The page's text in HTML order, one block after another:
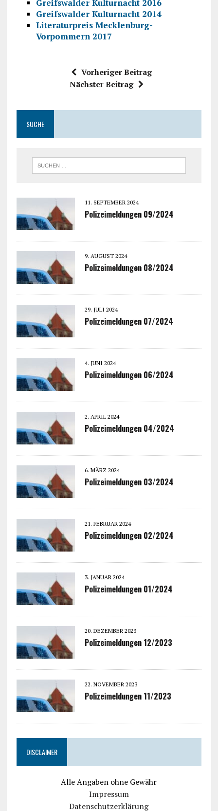
Greifswalder Kulturnacht 2016
Greifswalder Kulturnacht 2014
Literaturpreis Mecklenburg-
Vorpommern 2017
Vorheriger Beitrag
Nächster Beitrag
SUCHE
11. SEPTEMBER 2024
Polizeimeldungen 09/2024
9. AUGUST 2024
Polizeimeldungen 08/2024
29. JULI 2024
Polizeimeldungen 07/2024
4. JUNI 2024
Polizeimeldungen 06/2024
2. APRIL 2024
Polizeimeldungen 04/2024
6. MÄRZ 2024
Polizeimeldungen 03/2024
21. FEBRUAR 2024
Polizeimeldungen 02/2024
3. JANUAR 2024
Polizeimeldungen 01/2024
20. DEZEMBER 2023
Polizeimeldungen 12/2023
22. NOVEMBER 2023
Polizeimeldungen 11/2023
DISCLAIMER
Alle Angaben ohne Gewähr
Impressum
Datenschutzerklärung